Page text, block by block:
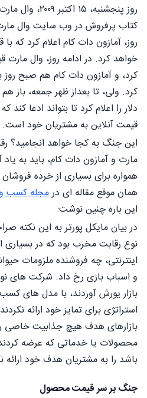
کتاب پرفروش در وب سایت وال
روز، آمازون دات کام اعلام کرد که
کرد، و آمازون دات کام هم صبح روز
دلار را اعلام کرد تا بتواند ادعا کند
قیمت آنلاین به مشتریان خود است.
این جنگ به کجا خواهد انجامید؟
مارت و آمازون دات کام، باید به
همواره برای بسیاری از خرده
همان موقع مقاله ای درمجله کسب و
این باره چنین نوشت:
در بیان مایکل پورتر به این نکته
نوع رقابت مخرب بود که در
اینترنتی، چه فروشنده ملزومات
و اسباب بازی رخ داد. شرکت های
بازار یورش آوردند، با مدل های
استراتژی برای تمایز خود ارائه
بازارهای هدف هیچ جذابیت خاصی را
محصولات یا خدماتی که عرضه
باشد را به مشتریان هدف خود ارائه
جنگ بر سر قیمت محصول